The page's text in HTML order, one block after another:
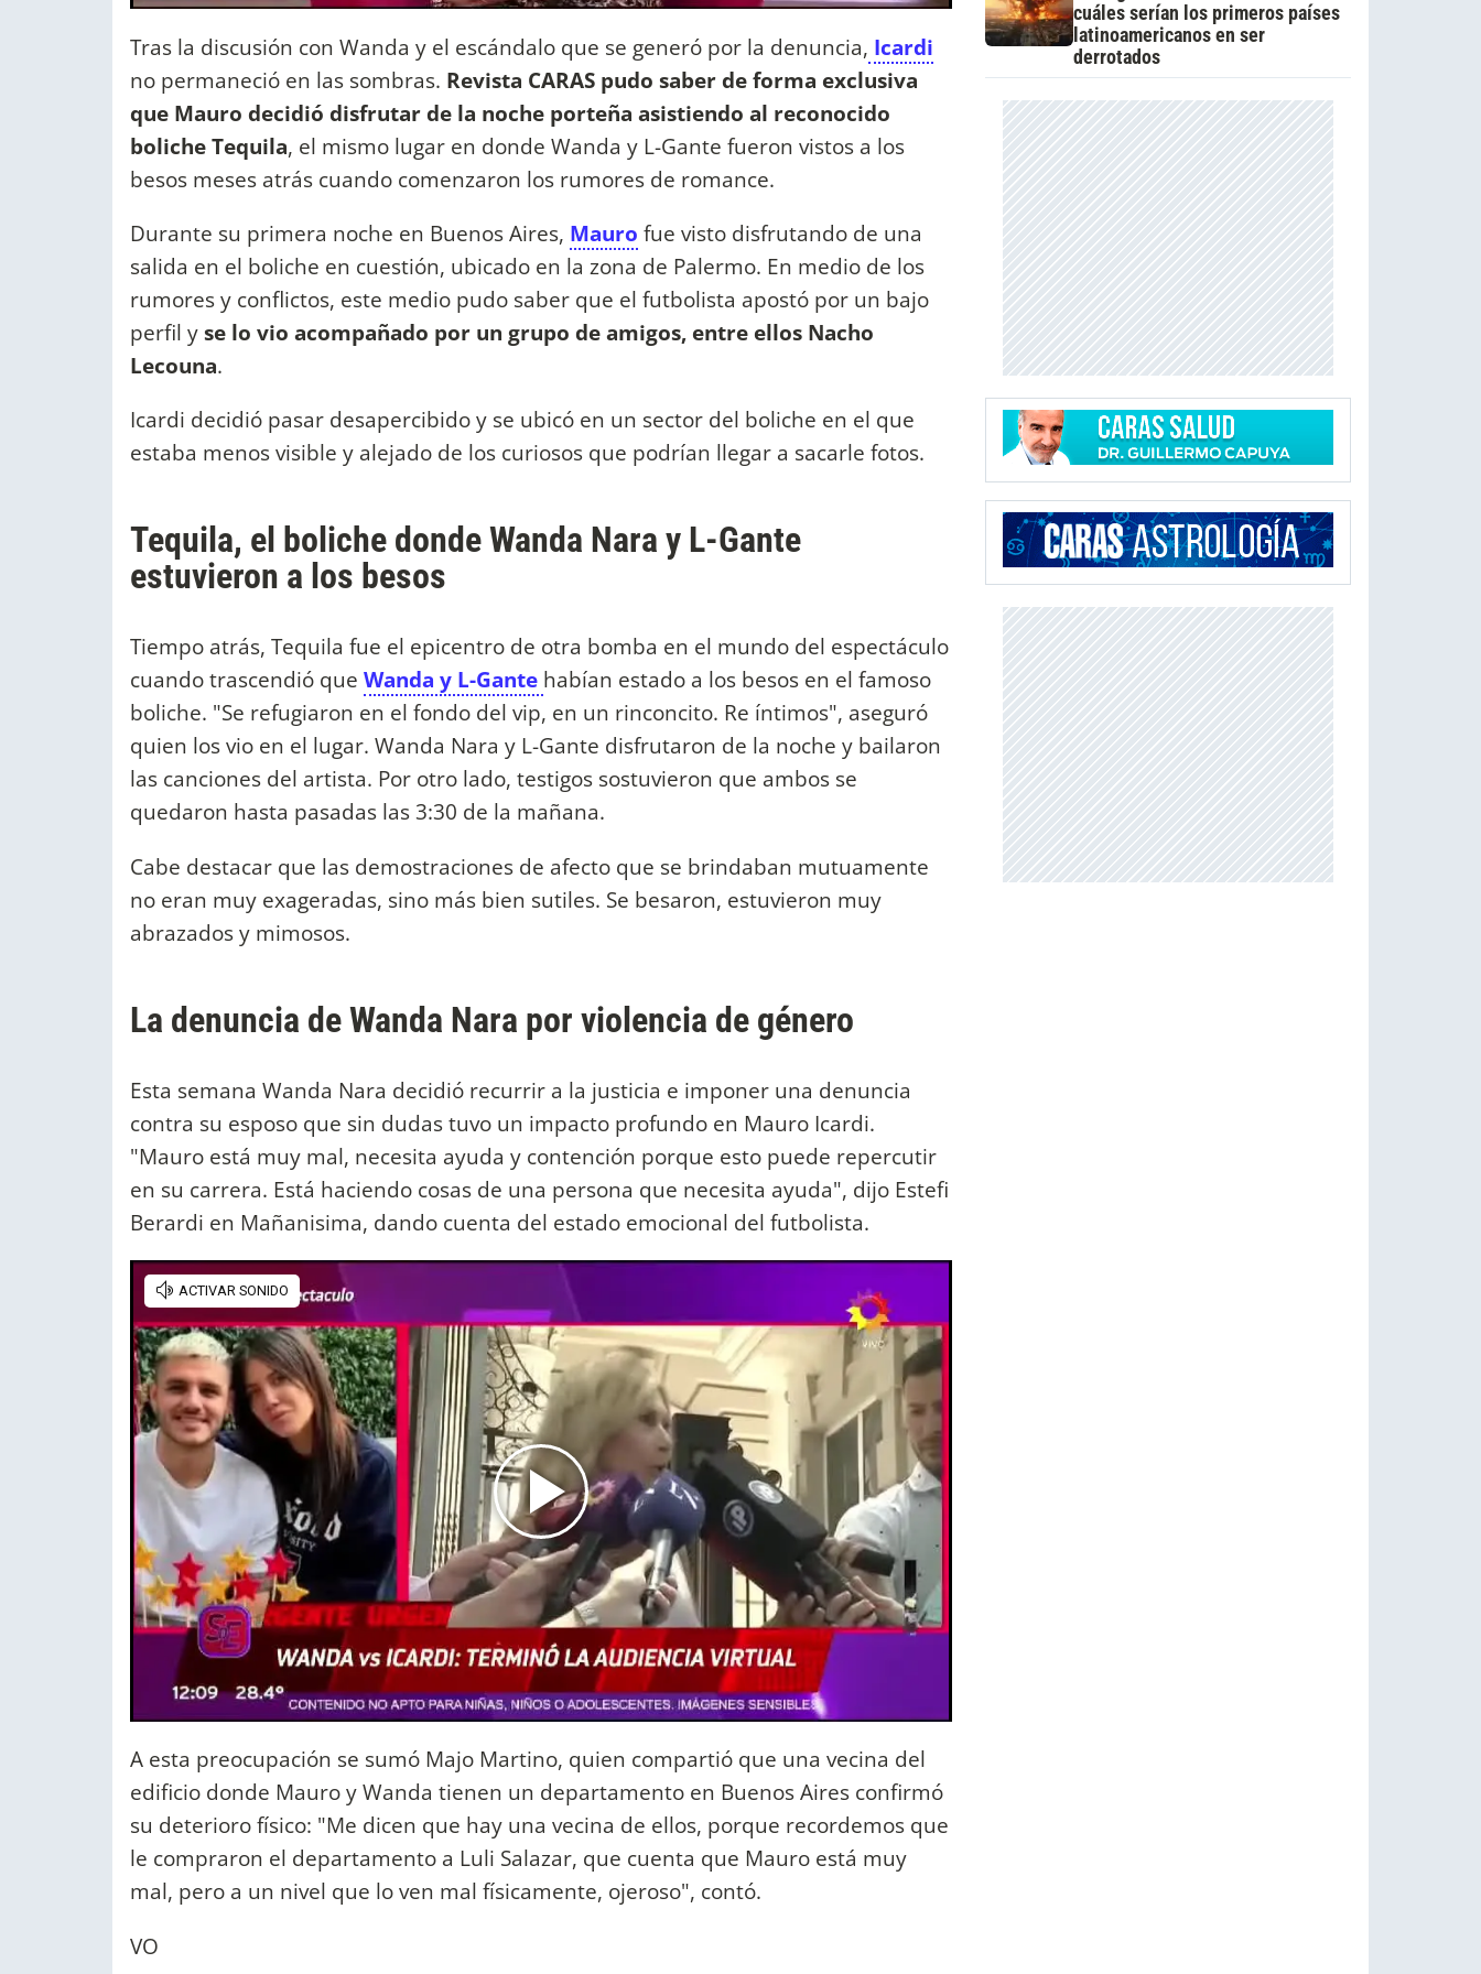
Tras la discusión con Wanda y el escándalo que se generó por la denuncia, Icardi
no permaneció en las sombras. Revista CARAS pudo saber de forma exclusiva
que Mauro decidió disfrutar de la noche porteña asistiendo al reconocido
boliche Tequila, el mismo lugar en donde Wanda y L-Gante fueron vistos a los
besos meses atrás cuando comenzaron los rumores de romance.
Durante su primera noche en Buenos Aires, Mauro fue visto disfrutando de una
salida en el boliche en cuestión, ubicado en la zona de Palermo. En medio de los
rumores y conflictos, este medio pudo saber que el futbolista apostó por un bajo
perfil yse lo vio acompañado por un grupo de amigos, entre ellos Nacho
Lecouna.
Icardi decidió pasar desapercibido y se ubicó en un sector del boliche en el que
estaba menos visible y alejado de los curiosos que podrían llegar a sacarle fotos.
Tequila, el boliche donde Wanda Nara y L-Gante
estuvieron a los besos
Tiempo atrás, Tequila fue el epicentro de otra bomba en el mundo del espectáculo
cuando trascendió que Wanda y L-Gante habían estado a los besos en el famoso
boliche. "Se refugiaron en el fondo del vip, en un rinconcito. Re íntimos", aseguró
quien los vio en el lugar. Wanda Nara y L-Gante disfrutaron de la noche y bailaron
las canciones del artista. Por otro lado, testigos sostuvieron que ambos se
quedaron hasta pasadas las 3:30 de la mañana.
Cabe destacar que las demostraciones de afecto que se brindaban mutuamente
no eran muy exageradas, sino más bien sutiles. Se besaron, estuvieron muy
abrazados y mimosos.
La denuncia de Wanda Nara por violencia de género
Esta semana Wanda Nara decidió recurrir a la justicia e imponer una denuncia
contra su esposo que sin dudas tuvo un impacto profundo en Mauro Icardi.
"Mauro está muy mal, necesita ayuda y contención porque esto puede repercutir
en su carrera. Está haciendo cosas de una persona que necesita ayuda", dijo Estefi
Berardi en Mañanisima, dando cuenta del estado emocional del futbolista.
A esta preocupación se sumó Majo Martino, quien compartió que una vecina del
edificio donde Mauro y Wanda tienen un departamento en Buenos Aires confirmó
su deterioro físico: "Me dicen que hay una vecina de ellos, porque recordemos que
le compraron el departamento a Luli Salazar, que cuenta que Mauro está muy
mal, pero a un nivel que lo ven mal físicamente, ojeroso", contó.
VO
cuáles serían los primeros países
latinoamericanos en ser
derrotados